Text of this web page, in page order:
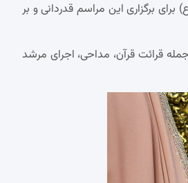
برگزاری این مراسم قدردانی و بر
قرائت قرآن، مداحی، اجرای مرشد